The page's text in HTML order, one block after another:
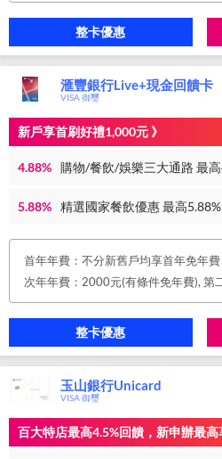
整卡優惠
滙豐銀行Live+現金回饋卡
VISA 御璽
新戶享首刷好禮1,000元 》
4.88% 購物/餐飲/娛樂三大通路 最
5.88% 精選國家餐飲優惠 最高5.88%
首年年費：不分新舊戶均享首年免年費
整卡優惠
玉山銀行Unicard
VISA 御璽
百大特店最高4.5%回饋，新申辦最高